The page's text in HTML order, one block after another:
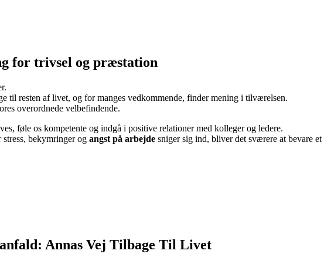
for trivsel og præstation
til resten af livet, og for manges vedkommende, finder mening i tilværelsen.
overordnede velbefindende.
føle os kompetente og indgå i positive relationer med kolleger og ledere.
bekymringer og angst på arbejde sniger sig ind, bliver det sværere at bevare et
Annas Vej Tilbage Til Livet